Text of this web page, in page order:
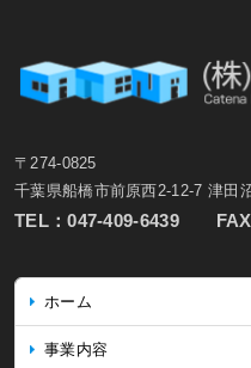
〒274-0825
千葉県船橋市前原西2-12-7 津田
TEL：047-409-6439 FAX
ホーム
事業内容